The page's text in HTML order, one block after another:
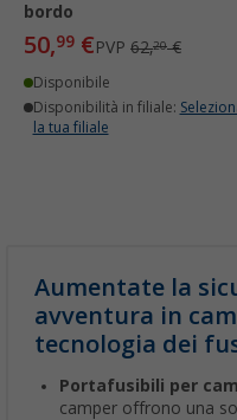
bordo
50,99 €PVP 62,20€
Disponibile
Disponibilità in filiale:
la tua filiale
Aumentate la
avventura in
tecnologia dei
Portafusibili per
camper offrono una